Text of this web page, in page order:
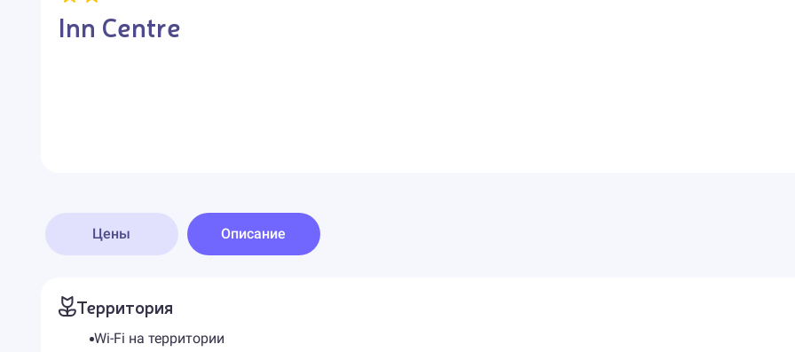
Inn Centre
Цены Описание
Территория
Wi-Fi на территории